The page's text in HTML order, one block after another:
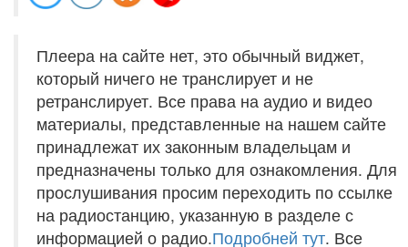
Плеера на сайте нет, это обычный виджет,
который ничего не транслирует и не
ретранслирует. Все права на аудио и видео
материалы, представленные на нашем сайте
принадлежат их законным владельцам и
предназначены только для ознакомления. Для
прослушивания просим переходить по ссылке
на радиостанцию, указанную в разделе с
информацией о радио.Подробней тут. Все